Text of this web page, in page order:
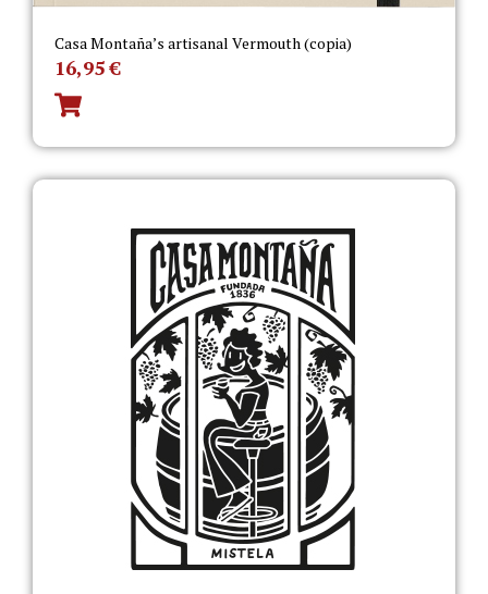
Casa Montaña’s artisanal Vermouth (copia)
16,95€